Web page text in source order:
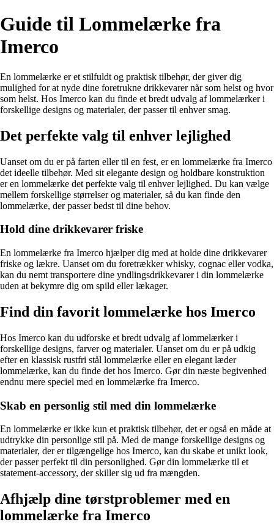
Guide til Lommelærke fra
Imerco
En lommelærke er et stilfuldt og praktisk tilbehør, der giver dig
mulighed for at nyde dine foretrukne drikkevarer når som helst og hvor
som helst. Hos Imerco kan du finde et bredt udvalg af lommelærker i
forskellige designs og materialer, der passer til enhver smag.
Det perfekte valg til enhver lejlighed
Uanset om du er på farten eller til en fest, er en lommelærke fra Imerco
det ideelle tilbehør. Med sit elegante design og holdbare konstruktion
er en lommelærke det perfekte valg til enhver lejlighed. Du kan vælge
mellem forskellige størrelser og materialer, så du kan finde den
lommelærke, der passer bedst til dine behov.
Hold dine drikkevarer friske
En lommelærke fra Imerco hjælper dig med at holde dine drikkevarer
friske og lækre. Uanset om du foretrækker whisky, cognac eller vodka,
kan du nemt transportere dine yndlingsdrikkevarer i din lommelærke
uden at bekymre dig om spild eller lækager.
Find din favorit lommelærke hos Imerco
Hos Imerco kan du udforske et bredt udvalg af lommelærker i
forskellige designs, farver og materialer. Uanset om du er på udkig
efter en klassisk rustfri stål lommelærke eller en elegant læder
lommelærke, kan du finde det hos Imerco. Gør din næste begivenhed
endnu mere speciel med en lommelærke fra Imerco.
Skab en personlig stil med din lommelærke
En lommelærke er ikke kun et praktisk tilbehør, det er også en måde at
udtrykke din personlige stil på. Med de mange forskellige designs og
materialer, der er tilgængelige hos Imerco, kan du skabe et unikt look,
der passer perfekt til din personlighed. Gør din lommelærke til et
statement-accessory, der skiller sig ud fra mængden.
Afhjælp dine tørstproblemer med en
lommelærke fra Imerco